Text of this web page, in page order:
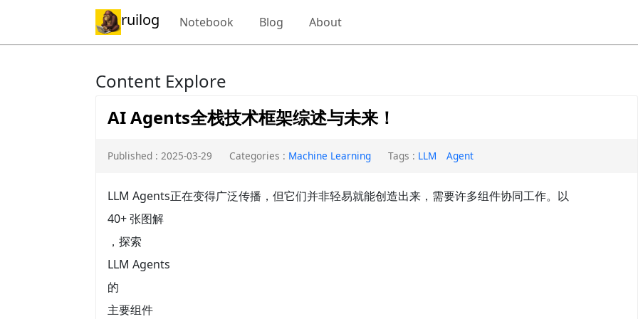
ruilog Notebook Blog About
Content Explore
AI Agents全栈技术框架综述与未来！
Published : 2025-03-29 Categories : Machine Learning Tags : LLM Agent
LLM Agents正在变得广泛传播，但它们并非轻易就能创造出来，需要许多组件协同工作。以
40+ 张图解
，探索
LLM Agents
的
主要组件